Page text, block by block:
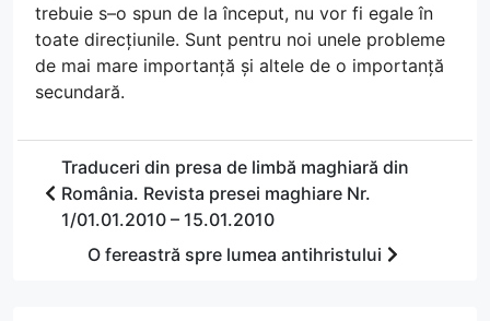
trebuie s–o spun de la început, nu vor fi egale în
toate direcțiunile. Sunt pentru noi unele probleme
de mai mare importanță și altele de o importanță
secundară.
Traduceri din presa de limbă maghiară din
România. Revista presei maghiare Nr.
1/01.01.2010 – 15.01.2010
O fereastră spre lumea antihristului